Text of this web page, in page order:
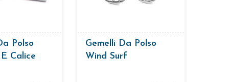
Polso
Calice
Gemelli Da Polso
Wind Surf